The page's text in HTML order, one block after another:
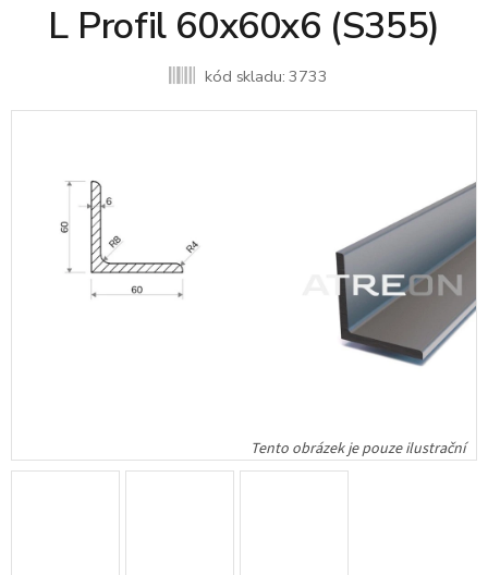
L Profil 60x60x6 (S355)
kód skladu: 3733